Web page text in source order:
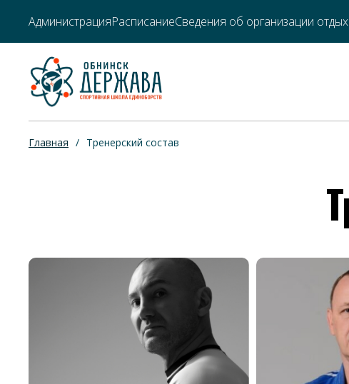
АдминистрацияРасписаниеСведения об организации
Главная / Тренерский состав